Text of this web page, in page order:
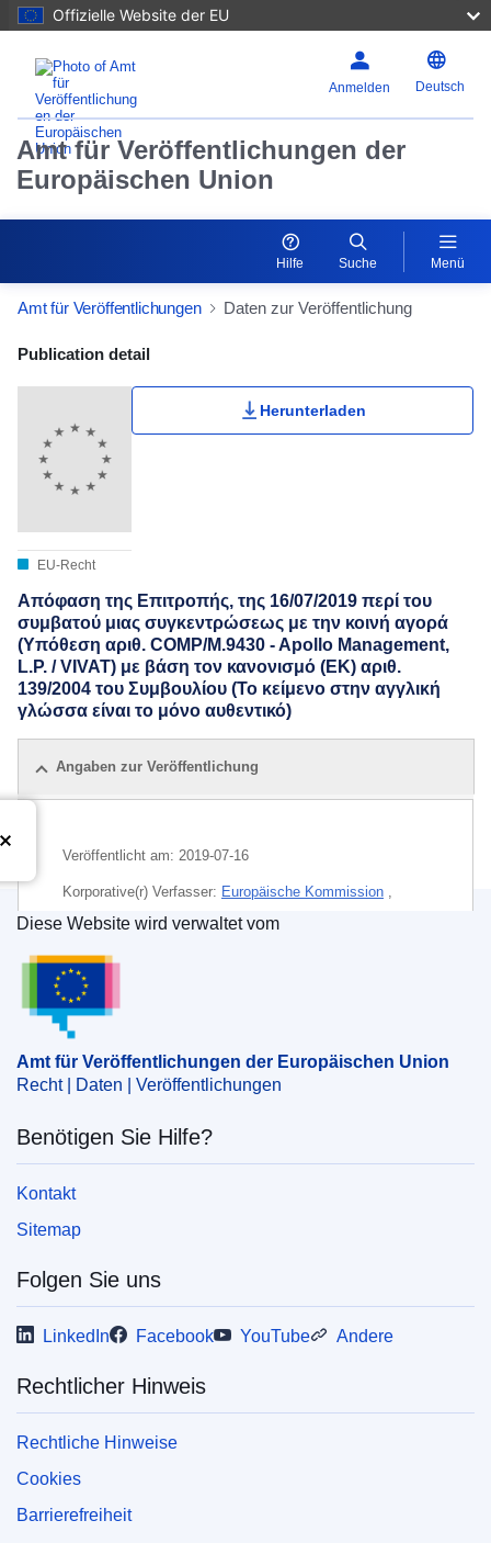
Offizielle Website der EU
Anmelden Deutsch
Amt für Veröffentlichungen der
Europäischen Union
Hilfe Suche Menü
Amt für Veröffentlichungen Daten zur Veröffentlichung
Publication Detail Actions Portlet
Publication detail
EU-Recht
Herunterladen
Απόφαση της Επιτροπής, της 16/07/2019 περί του
συμβατού μιας συγκεντρώσεως με την κοινή αγορά
(Υπόθεση αριθ. COMP/M.9430 - Apollo Management,
L.P. / VIVAT) με βάση τον κανονισμό (ΕΚ) αριθ.
139/2004 του Συμβουλίου (Το κείμενο στην αγγλική
γλώσσα είναι το μόνο αυθεντικό)
Angaben zur Veröffentlichung
Veröffentlicht am: 2019-07-16
Korporative(r) Verfasser: Europäische Kommission
Generaldirektion Wettbewerb ( Europäische Kommission
CELEX : 32019M9430
IMMC : M.9430
Amt für Veröffentlichungen der Europäischen
Diese Website wird verwaltet vom
Amt für Veröffentlichungen der Europäischen Union
Recht | Daten | Veröffentlichungen
Benötigen Sie Hilfe?
Kontakt
Sitemap
Folgen Sie uns
LinkedIn Facebook YouTube Andere
Rechtlicher Hinweis
Rechtliche Hinweise
Cookies
Barrierefreiheit